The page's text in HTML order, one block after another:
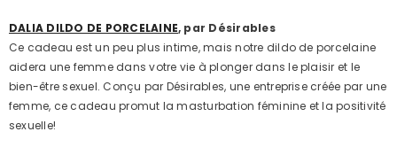
DALIA DILDO DE PORCELAINE, par Désirables
Ce cadeau est un peu plus intime, mais notre dildo de porcelaine
aidera une femme dans votre vie à plonger dans le plaisir et le
bien-être sexuel. Conçu par Désirables, une entreprise créée par une
femme, ce cadeau promut la masturbation féminine et la positivité
sexuelle!